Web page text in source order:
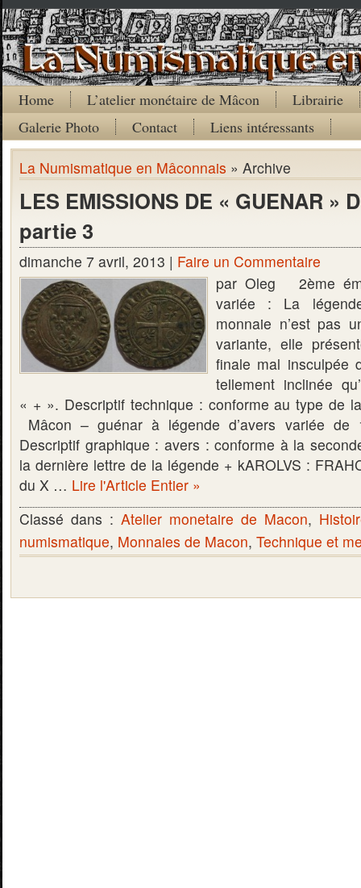
Home L’atelier monétaire de Mâcon
Librairie
Galerie Photo
Contact Liens intéressants
La Numismatique en Mâconnais » Archive
LES EMISSIONS DE « GUENAR »
partie 3
dimanche 7 avril, 2013 | Faire un Commentaire
par Oleg 2ème
variée : La
monnaie n’est pas
variante, elle
finale mal insculpée
tellement inclinée
« + ». Descriptif technique : conforme au type de
Mâcon – guénar à légende d’avers variée
Descriptif graphique : avers : conforme à la
la dernière lettre de la légende + kAROLVS :
du X … Lire l'Article Entier »
Classé dans : Atelier monetaire de Macon,
numismatique, Monnaies de Macon, Technique et